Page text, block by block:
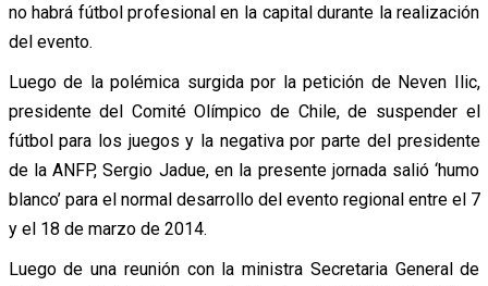
no habrá fútbol profesional en la capital durante la realización
del evento.
Luego de la polémica surgida por la petición de Neven Ilic,
presidente del Comité Olímpico de Chile, de suspender el
fútbol para los juegos y la negativa por parte del presidente
de la ANFP, Sergio Jadue, en la presente jornada salió ‘humo
blanco’ para el normal desarrollo del evento regional entre el 7
y el 18 de marzo de 2014.
Luego de una reunión con la ministra Secretaria General de